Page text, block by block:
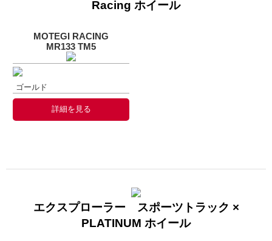
Racing ホイール
MOTEGI RACING
MR133 TM5
ゴールド
詳細を見る
エクスプローラー スポーツトラック ×
PLATINUM ホイール